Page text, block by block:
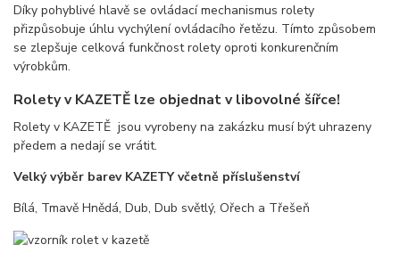
Díky pohyblivé hlavě se ovládací mechanismus rolety
přizpůsobuje úhlu vychýlení ovládacího řetězu. Tímto způsobem
se zlepšuje celková funkčnost rolety oproti konkurenčním
výrobkům.
Rolety v KAZETĚ lze objednat v libovolné šířce!
Rolety v KAZETĚ jsou vyrobeny na zakázku musí být uhrazeny
předem a nedají se vrátit.
Velký výběr barev KAZETY včetně příslušenství
Bílá, Tmavě Hnědá, Dub, Dub světlý, Ořech a Třešeň